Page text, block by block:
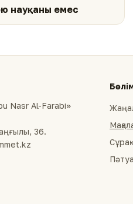
науқаны емес
Nasr Al-Farabi»
36.
Пәтуа